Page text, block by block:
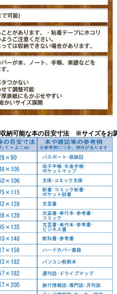
収納可能な本の目安寸法 ※サイズをお